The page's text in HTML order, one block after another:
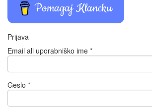
Pomagaj Klancku
Prijava
Email ali uporabniško ime *
Geslo *